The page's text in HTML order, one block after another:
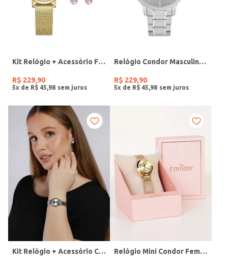
Kit Relógio + Acessório Feminino DOURADO
R$ 229,90
5x de R$ 45 98
Relógio Condor Masculino PRATA
R$ 229,90
5x de R$ 45 98
Kit Relógio + Acessório Condor Feminino PRATA Relógio Mini Condor Feminino DOURADO